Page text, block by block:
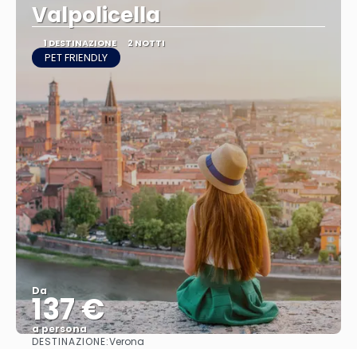
Valpolicella
1 DESTINAZIONE 2 NOTTI
PET FRIENDLY
Da
137 €
a persona
DESTINAZIONE:Verona